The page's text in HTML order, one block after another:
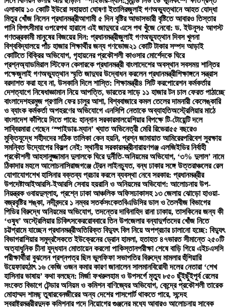
এলাকায় ১০ কোটি ইউরো সহায়তা ঘোষণা ইতালিরজুলাই গণঅভ্যুত্থানে আহত যোদ্ধা
মিতুর খোঁজ নিলেন প্রধানমন্ত্রীআগামী ৫ দিন বৃষ্টির আভাসভারী বৃষ্টিতে আবারও তিস্তার
পানি বিপৎসীমার ওপরেপথ হারালে এই জাদুঘরে এসে পথ খুঁজে নেবো: ড. ইউনূস৫ আগস্ট
গণতন্ত্রকামী মানুষের বিজয়ের দিন: প্রধানমন্ত্রীজুলাই গণঅভ্যুত্থান দিবস খুলনা
বিশ্ববিদ্যালয়ে পাঁচ হাজার শিক্ষার্থীর জন্য গণভোজ২১ কোটি টাকার সম্পদ আড়াই
কোটিতে বিক্রির অভিযোগ, গৃহায়নের প্রকৌশলী কাওসার মোর্শেদকে ঘিরে
প্রশ্নঅ্যাডমিরাল স্টিফেন কেলারকে প্রধানমন্ত্রী বাংলাদেশের অবস্থান সবসময় শান্তির
পক্ষেজুলাই গণঅভ্যুত্থান স্মৃতি জাদুঘর উদ্বোধন করলেন প্রধানমন্ত্রীশিক্ষাঙ্গনে সন্ত্রাস
বরদাশত করা হবে না, উসকানি দিলে শাস্তি: শিক্ষামন্ত্রী৪ সিটি করপোরেশন কর্মকর্তার
দেশত্যাগে নিষেধাজ্ঞামান নিয়ে আপত্তি, ভারতের সাড়ে ১১ হাজার টন চাল ফেরত পাঠাচ্ছে
বাংলাদেশহরমুজ প্রণালি ফের চালুর আশা, বিশ্ববাজারে কমল তেলের দামনারী কেলেঙ্কারি
ও ব্যাংক কর্মকর্তা অপহরণের অভিযোগে এনসিপি নেতাকে অব্যাহতিঅস্ট্রেলিয়ার মাঠে
বাংলাদেশ কাঁপিয়ে দিতে পারে: হান্নান সরকারমালয়েশিয়ার বিপক্ষে টি-টোয়েন্টি দলে
সাব্বিরমারা গেছেন ‘স্পাইডার-ম্যান’ খ্যাত অভিনেত্রী মেরি রিভেরা৫৫ বছরেও
মুক্তিযুদ্ধে শহীদদের সঠিক তালিকা কেন হয়নি, প্রশ্ন জামায়াত আমিরেরপরিবেশ সুরক্ষায়
সমন্বিত উদ্যোগের বিকল্প নেই: স্থানীয় সরকারমন্ত্রীনারায়ণগঞ্জ এলজিইডির নির্বাহী
প্রকৌশলী আহসানুজ্জামান দুলালকে ঘিরে দুর্নীতি-অনিয়মের অভিযোগ, ‘৩% দুলাল’ নামে
ঠিকাদার মহলে আলোচনাসিরাজগঞ্জে ট্রেন লাইনচ্যুত, বন্ধ ঢাকার সঙ্গে উত্তরাঞ্চলের রেল
যোগাযোগশেখ হাসিনার বক্তব্য প্রচার করলে ব্যবস্থা নেবে সরকার: প্রধানমন্ত্রীর
উপদেষ্টাআইআরসি-ইআরসি সেবায় হয়রানি ও অনিয়মের অভিযোগ: আলোচনায় উপ-
নিয়ন্ত্রক ওবায়দুল্লাহ, প্রশ্নে ঢাকা আঞ্চলিক অফিসঢাকাসহ ১৩ জেলায় ঝোড়ো হাওয়া-
বজ্রবৃষ্টির শঙ্কা, নদীবন্দরে ১ নম্বর সতর্কসংকেতবিএডিসির ডাল ও তৈলবীজ বিভাগের
পিডির বিরুদ্ধে অনিয়মের অভিযোগ, তদন্তের দাবিনাহিদ রানা ঢাকায়, তাসকিনের জন্য কী
‘ওষুধ’ অস্ট্রেলিয়ার চিকিৎসকেররোববারে তিন উপজেলার বন্যাদুর্গতদের খোঁজ নিতে
চট্টগ্রামে যাচ্ছেন প্রধানমন্ত্রীঅতিরিক্ত বিদ্যুৎ বিল নিয়ে অপপ্রচার চালানো হচ্ছে: বিদ্যুৎ
বিভাগরাশিয়ার সমুদ্রসৈকতে ইউক্রেনের ড্রোন হামলা, হতাহত ৪৭ভারত সীমান্তে ২৫০টি
অত্যাধুনিক চীনা যুদ্ধযান মোতায়েন করলো পাকিস্তানপরীক্ষা শেষে বাড়ি গিয়ে এইচএসসি
পরীক্ষার্থীরা বুঝলেন প্রশ্নপত্র ছিল ভুলফিফা সভাপতির বিরুদ্ধে মামলার হুঁশিয়ারি
উয়েফারহঠাৎ ১৬ কেজি ওজন কমার কারণ জানালেন সালমানবিরোধী দলের নেতারা ‘শেখ
হাসিনার ভাষায়’ কথা বলছেন: মির্জা ফখরুলহাম ও উপসর্গে মৃত্যু ৮৫০ ছুঁইছুঁইপূর্ব রেলের
সংকেত বিভাগে টেন্ডার অনিয়ম ও কমিশন বাণিজ্যের অভিযোগ, কেন্দ্রে প্রকৌশলী তারেক
মোহাম্মদ শামছ্ তুষারবেনজীরের অন্য দেশের পাসপোর্ট থাকতে পারে, সন্দেহ
স্বরাষ্ট্রমন্ত্রীরদুদক কমিশনার পদে নিয়োগের গুঞ্জনের মধ্যে আবারও আলোচনায় সাবেক